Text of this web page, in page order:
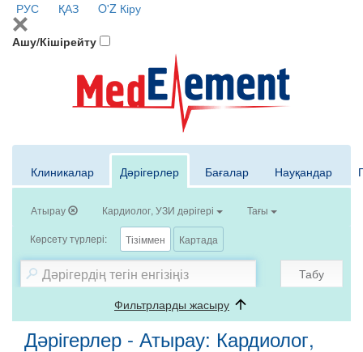
РУС ҚАЗ O'Z Кіру
Ашу/Кішірейту
Клиникалар Дәрігерлер Бағалар Науқандар
Атырау Кардиолог, УЗИ дәрігері Тағы
Көрсету түрлері: Тізіммен Картада
Табу
Фильтрларды жасыру
Дәрігерлер - Атырау: Кардиолог,